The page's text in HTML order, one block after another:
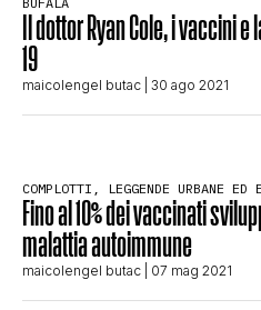
SCIENZA E
SALUTE E MEDICINA
STORIA E CITAZIONI
INTRATTENIMENTO
Il dottor Ryan Cole, i vaccini e
19
maicolengel butac | 30 ago 2021
COMPLOTTI, LEGGENDE URBANE ED
Fino al 10% dei vaccinati
malattia autoimmune
maicolengel butac | 07 mag 2021